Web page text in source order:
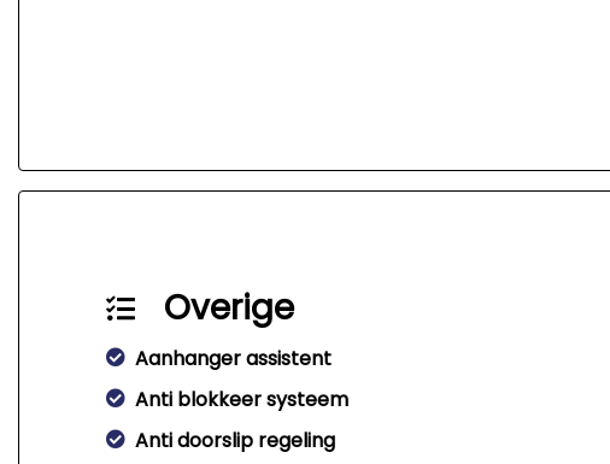
Overige
Aanhanger assistent
Anti blokkeer systeem
Anti doorslip regeling